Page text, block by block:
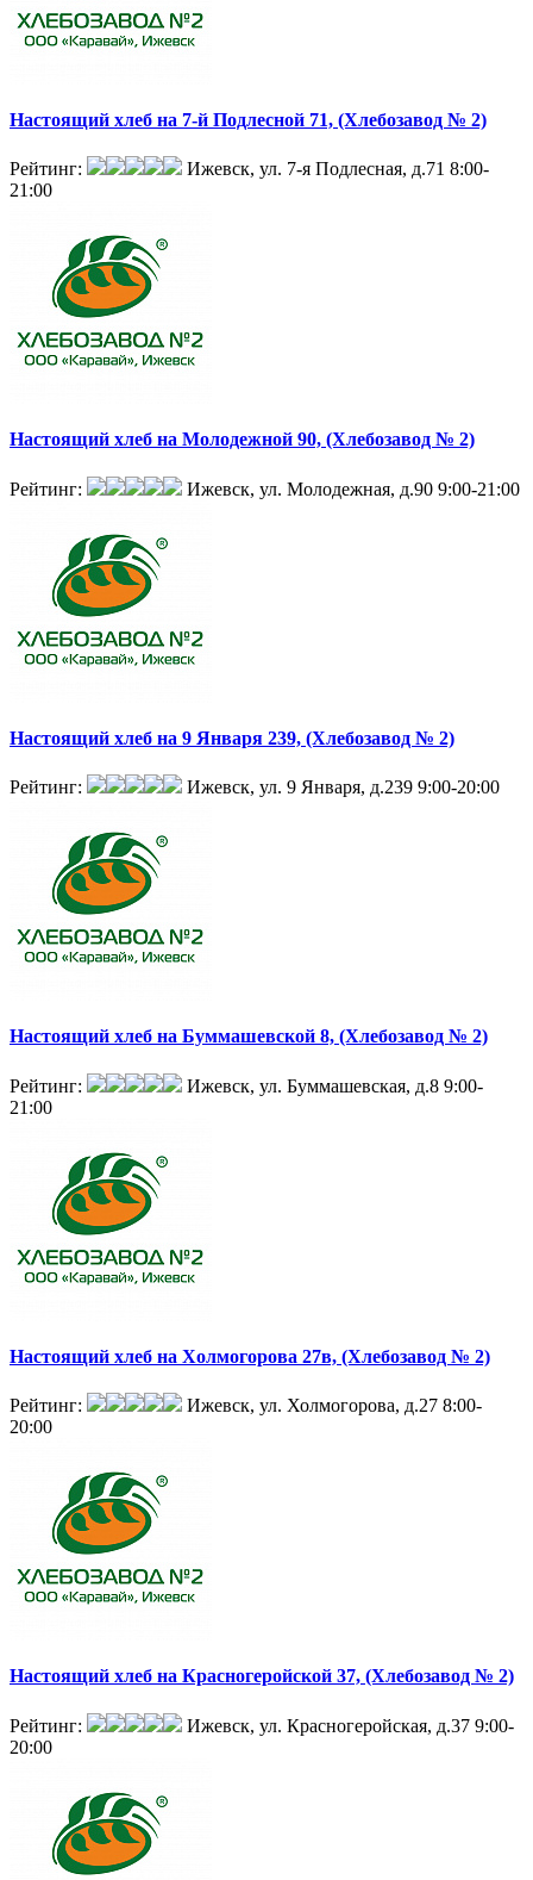
Настоящий хлеб на 7-й Подлесной 71, (Хлебозавод № 2)
Рейтинг: Ижевск, ул. 7-я Подлесная, д.71 8:00-
21:00
Настоящий хлеб на Молодежной 90, (Хлебозавод № 2)
Рейтинг: Ижевск, ул. Молодежная, д.90 9:00-21:00
Настоящий хлеб на 9 Января 239, (Хлебозавод № 2)
Рейтинг: Ижевск, ул. 9 Января, д.239 9:00-20:00
Настоящий хлеб на Буммашевской 8, (Хлебозавод № 2)
Рейтинг: Ижевск, ул. Буммашевская, д.8 9:00-
21:00
Настоящий хлеб на Холмогорова 27в, (Хлебозавод № 2)
Рейтинг: Ижевск, ул. Холмогорова, д.27 8:00-
20:00
Настоящий хлеб на Красногеройской 37, (Хлебозавод № 2)
Рейтинг: Ижевск, ул. Красногеройская, д.37 9:00-
20:00